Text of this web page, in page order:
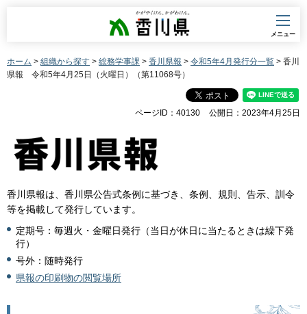
香川県
メニュー
ホーム > 組織から探す > 総務学事課 > 香川県報 > 令和5年4月発行分一覧 > 香川
県報 令和5年4月25日（火曜日）（第11068号）
ページID：40130 公開日：2023年4月25日
香川県報は、香川県公告式条例に基づき、条例、規則、告示、訓令
等を掲載して発行しています。
定期号：毎週火・金曜日発行（当日が休日に当たるときは繰下発
行）
号外：随時発行
県報の印刷物の閲覧場所